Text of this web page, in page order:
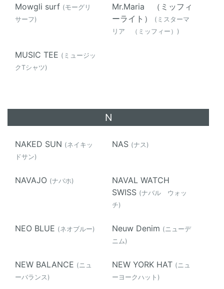
Mowgli surf (モーグリ
サーフ)
Mr.Maria （ミッフィ
ーライト）
(ミスターマ
リア （ミッフィー）)
MUSIC TEE (ミュージッ
クTシャツ)
N
NAKED SUN (ネイキッ
ドサン)
NAS (ナス)
NAVAJO (ナバホ)
NAVAL WATCH
SWISS (ナバル ウォッ
チ)
NEO BLUE (ネオブルー) Neuw Denim (ニューデ
ニム)
NEW BALANCE (ニュ
ーバランス)
NEW YORK HAT (ニュ
ーヨークハット)